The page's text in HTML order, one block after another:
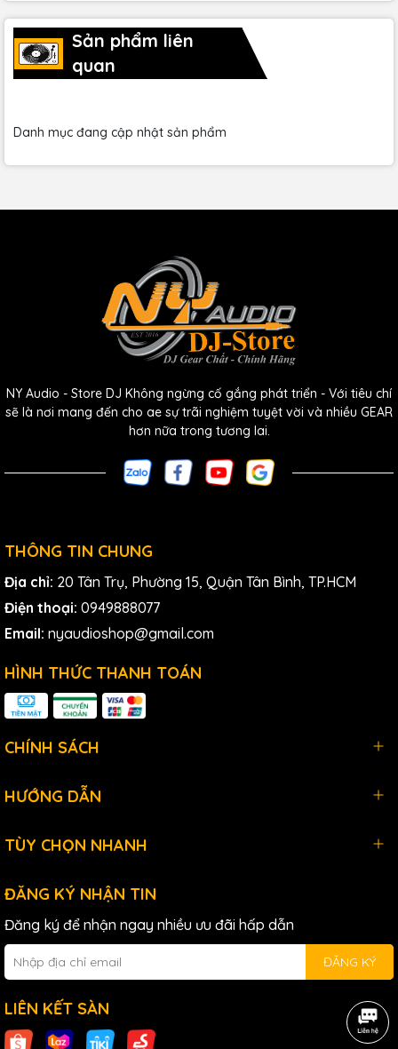
Sản phẩm liên
quan
Danh mục đang cập nhật sản phẩm
NY Audio - Store DJ Không ngừng cố gắng phát triển - Với tiêu chí
sẽ là nơi mang đến cho ae sự trãi nghiệm tuyệt vời và nhiều GEAR
hơn nữa trong tương lai.
THÔNG TIN CHUNG
Địa chỉ: 20 Tân Trụ, Phường 15, Quận Tân Bình, TP.HCM
Điện thoại: 0949888077
Email: nyaudioshop@gmail.com
HÌNH THỨC THANH TOÁN
CHÍNH SÁCH
HƯỚNG DẪN
TÙY CHỌN NHANH
ĐĂNG KÝ NHẬN TIN
Đăng ký để nhận ngay nhiều ưu đãi hấp dẫn
ĐĂNG KÝ
LIÊN KẾT SÀN